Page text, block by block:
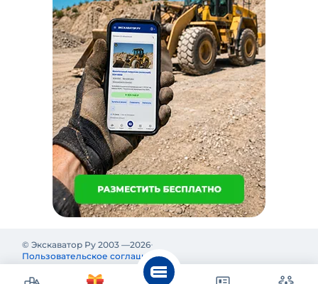
© Экскаватор Ру 2003 —2026
Пользовательское соглашение
Политика конфиденциальности Реклама на Экскаватор Ру